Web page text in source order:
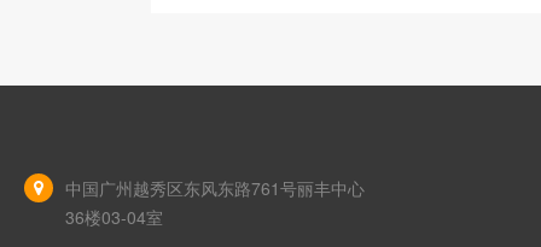
中国广州越秀区东风东路761号丽丰中心
36楼03-04室